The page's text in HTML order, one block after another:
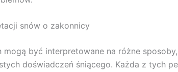
snów o zakonnicy
mogą być interpretowane na różne
doświadczeń śniącego. Każda z tych